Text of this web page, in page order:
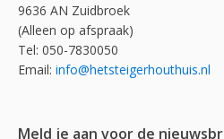
9636 AN Zuidbroek
(Alleen op afspraak)
Tel: 050-7830050
Email: info@hetsteigerhouthuis.nl
Meld je aan voor de